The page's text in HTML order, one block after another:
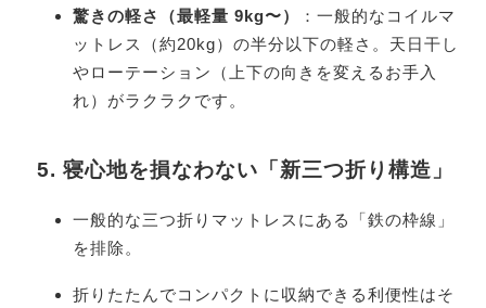
驚きの軽さ（最軽量 9kg〜）
：一般的なコイルマ
ットレス（約20kg）の半分以下の軽さ。天日干し
やローテーション（上下の向きを変えるお手入
れ）がラクラクです。
5. 寝心地を損なわない「新三つ折り構造」
一般的な三つ折りマットレスにある「鉄の枠線」
を排除。
折りたたんでコンパクトに収納できる利便性はそ